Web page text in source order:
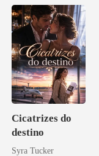
Cicatrizes do
destino
Syra Tucker